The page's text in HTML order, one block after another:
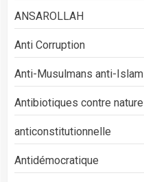
ANSAROLLAH
Anti Corruption
Anti-Musulmans anti-Islam
Antibiotiques contre nature
anticonstitutionnelle
Antidémocratique